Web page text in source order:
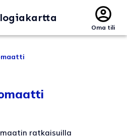
Oma tili
ratkaisuilla